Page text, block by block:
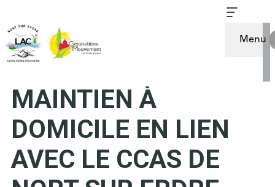
Menu
AIDE FINANCIÈRE AU
MAINTIEN À
DOMICILE EN LIEN
AVEC LE CCAS DE